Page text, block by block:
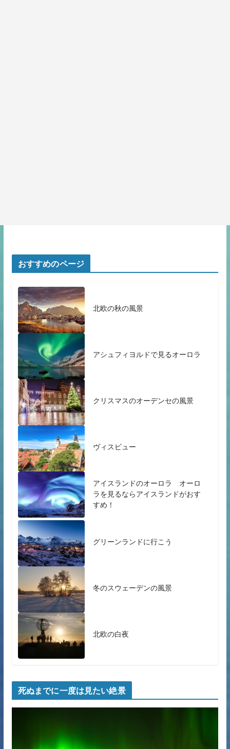
おすすめのページ
北欧の秋の風景
アシュフィヨルドで見るオーロラ
クリスマスのオーデンセの風景
ヴィスビュー
アイスランドのオーロラ オーロ
ラを見るならアイスランドがおす
すめ！
グリーンランドに行こう
冬のスウェーデンの風景
北欧の白夜
死ぬまでに一度は見たい絶景